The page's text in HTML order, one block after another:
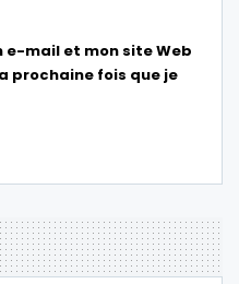
e-mail et mon site Web
prochaine fois que je